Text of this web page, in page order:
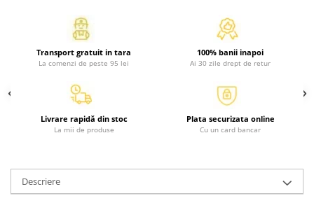
Activitati si jocuri pentru copii
Atlase, dictionare si enciclopedii
Benzi desenate
Carte prescolara
Carti de colorat
Carti pentru copii
Povesti pentru copii
Povesti si povestiri
Transport gratuit in tara
La comenzi de peste 95 lei
100% banii inapoi
Ai 30 zile drept de retur
Livrare rapidă din stoc
La mii de produse
Plata securizata online
Cu un card bancar
Descriere